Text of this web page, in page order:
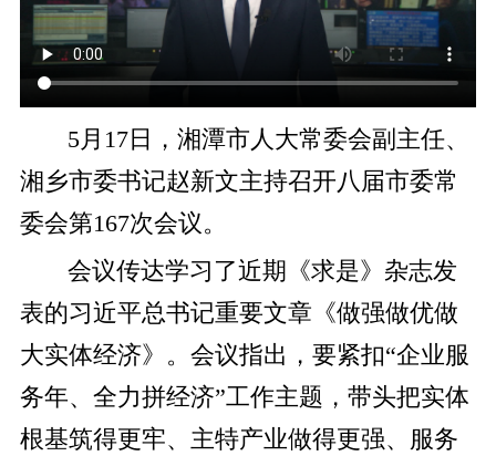
​5月17日，湘潭市人大常委会副主任、
湘乡市委书记赵新文主持召开八届市委常
委会第167次会议。
会议传达学习了近期《求是》杂志发
表的习近平总书记重要文章《做强做优做
大实体经济》。会议指出，要紧扣“企业服
务年、全力拼经济”工作主题，带头把实体
根基筑得更牢、主特产业做得更强、服务